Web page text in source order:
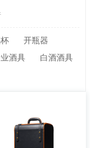
开瓶器
酒具
白酒酒具